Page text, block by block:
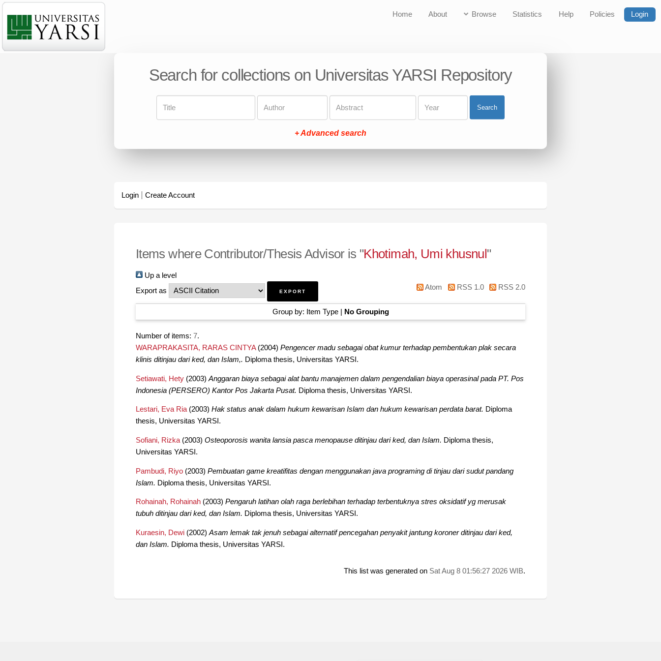
Home About Browse Statistics Help Policies Login
Search for collections on Universitas YARSI Repository
Search
+ Advanced search
Login Create Account
Items where Contributor/Thesis Advisor is "Khotimah, Umi khusnul "
Up a level
Export as
Atom RSS 1.0 RSS 2.0
Group by: Item Type| No Grouping
Number of items: 7.
WARAPRAKASITA, RARAS CINTYA(2004) Pengencer madu sebagai obat kumur terhadap pembentukan plak secara
klinis ditinjau dari ked, dan Islam,. Diploma thesis, Universitas YARSI.
Setiawati, Hety (2003) Anggaran biaya sebagai alat bantu manajemen dalam pengendalian biaya operasinal pada PT. Pos
Indonesia (PERSERO) Kantor Pos Jakarta Pusat. Diploma thesis, Universitas YARSI.
Lestari, Eva Ria(2003) Hak status anak dalam hukum kewarisan Islam dan hukum kewarisan perdata barat. Diploma
thesis, Universitas YARSI.
Sofiani, Rizka (2003) Osteoporosis wanita lansia pasca menopause ditinjau dari ked, dan Islam. Diploma thesis,
Universitas YARSI.
Pambudi, Riyo (2003) Pembuatan game kreatifitas dengan menggunakan java programing di tinjau dari sudut pandang
Islam. Diploma thesis, Universitas YARSI.
Rohainah, Rohainah (2003) Pengaruh latihan olah raga berlebihan terhadap terbentuknya stres oksidatif yg merusak
tubuh ditinjau dari ked, dan Islam. Diploma thesis, Universitas YARSI.
Kuraesin, Dewi (2002) Asam lemak tak jenuh sebagai alternatif pencegahan penyakit jantung koroner ditinjau dari ked,
dan Islam. Diploma thesis, Universitas YARSI.
This list was generated on Sat Aug 8 01:56:27 2026 WIB.